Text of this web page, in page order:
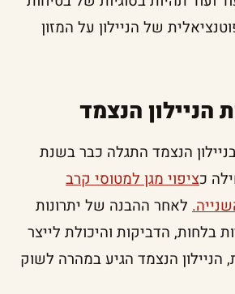
של הניילון על המזון
הניילון הנצמד
הנצמד התגלה כבר בשנת
ציפוי מגן למטוסי קרב
לאחר ההבנה של יתרונות
בלחות, הדביקות והיכולת לייצר
הניילון הנצמד הגיע במהרה לשוק